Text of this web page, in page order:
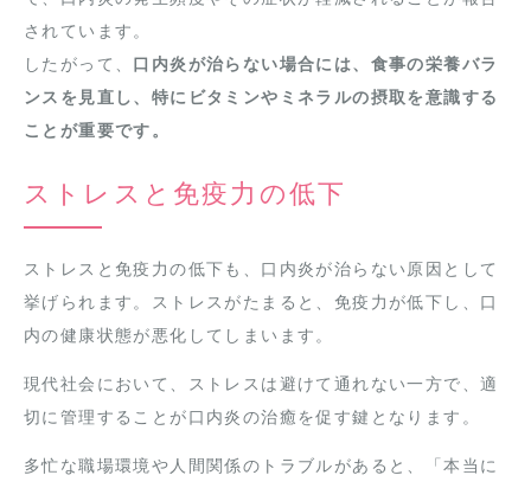
されています。
したがって、 口内炎が治らない場合には、食事の栄養バラ
ンスを見直し、特にビタミンやミネラルの摂取を意識する
ことが重要です。
ストレスと免疫力の低下
ストレスと免疫力の低下も、口内炎が治らない原因として
挙げられます。ストレスがたまると、免疫力が低下し、口
内の健康状態が悪化してしまいます。
現代社会において、ストレスは避けて通れない一方で、適
切に管理することが口内炎の治癒を促す鍵となります。
多忙な職場環境や人間関係のトラブルがあると、「本当に